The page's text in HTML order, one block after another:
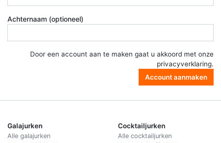
Achternaam (optioneel)
Door een account aan te maken gaat u akkoord met onze
privacyverklaring.
Account aanmaken
Galajurken
Alle galajurken
Cocktailjurken
Alle cocktailjurken